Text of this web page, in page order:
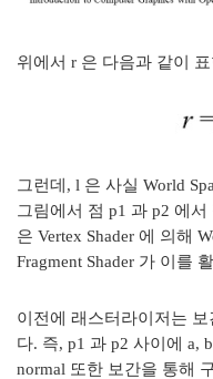
위에서 r 은 다음과 같이
그런데, l 은 사실 World
그림에서 점 p1 과 p2 에서
은 Vertex Shader 에 의해
Fragment Shader 가 이를
이전에 래스터라이저는
다. 즉, p1 과 p2 사이에 a,
normal 또한 보간을 통해